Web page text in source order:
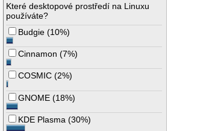
Které desktopové prostředí na Linuxu
používáte?
Budgie (10%)
Cinnamon (7%)
COSMIC (2%)
GNOME (18%)
KDE Plasma (30%)